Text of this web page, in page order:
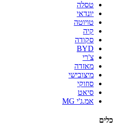
טסלה
יונדאי
טויוטה
קיה
סקודה
BYD
צ'רי
מאזדה
מיצובישי
סוזוקי
סיאט
אמ.ג'י MG
כלים